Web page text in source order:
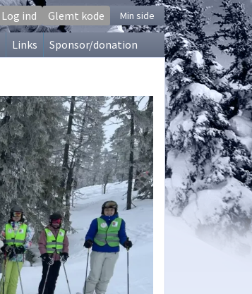
Min side
Glemt kode
Links Sponsor/donation